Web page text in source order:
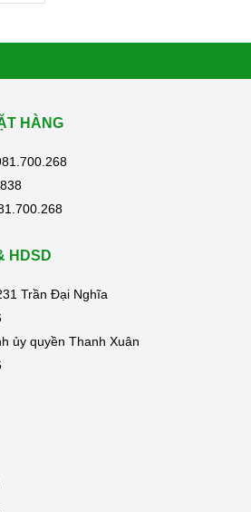
HÀNG
HDSD
Trần Đại Nghĩa
ủy quyền Thanh Xuân